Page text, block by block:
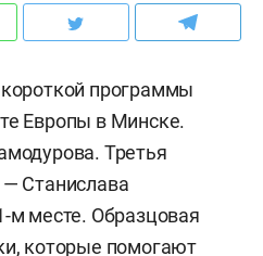
программы
Европы в Минске.
Третья
— Станислава
м месте. Образцовая
которые помогают